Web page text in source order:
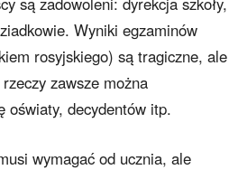
Wyniki egzaminów
rosyjskiego) są tragiczne, ale
zawsze można
oświaty, decydentów itp.
wymagać od ucznia, ale